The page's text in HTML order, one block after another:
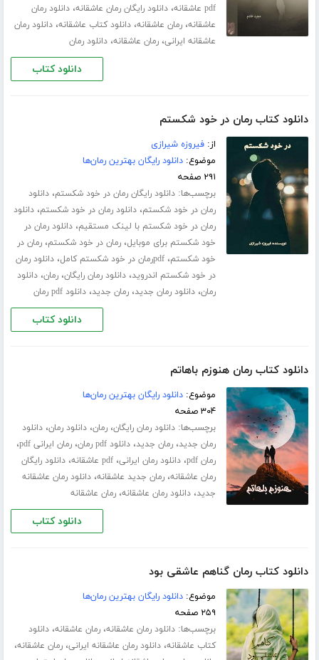
pdf عاشقانه ،دانلود رایگان رمان عاشقانه،دانلود رمان
عاشقانه،رمان عاشقانه،دانلود کتاب عاشقانه،دانلود رمان
عاشقانه ایرانی،رمان عاشقانه،دانلود رمان
دانلود کتاب
دانلود کتاب رمان در خود شکستم
از:فیروزه شیرازی
موضوع:دانلود رایگان بهترین رمان‌ها
۲۹۱ صفحه
برچسب‌ها:دانلود رایگان رمان در خود شکستم،دانلود
رمان در خود شکستم،دانلود رمان در خود شکستم،دانلود
رمان در خود شکستم با لینک مستقیم،دانلود رمان در
خود شکستم برای موبایل،رمان در خود شکستم،رمان در
خود شکستم،pdfرمان در خود شکستم کامل ،دانلود رمان
در خود شکستم اندروید،دانلود رمان رایگان،رمان،دانلود
رمان،دانلود رمان جدید،رمان جدید،دانلود pdf رمان
دانلود کتاب
دانلود کتاب رمان هنوزم باهاتم
موضوع:دانلود رایگان بهترین رمان‌ها
۳۰۴ صفحه
برچسب‌ها:دانلود رمان رایگان،رمان،دانلود رمان،دانلود
رمان جدید،رمان جدید،دانلود pdf رمان ،رمان ایرانی pdf ،
رمان pdf ،دانلود رمان ایرانی،pdf عاشقانه ،دانلود رایگان
رمان عاشقانه،رمان جدید عاشقانه،دانلود رمان عاشقانه
جدید،دانلود رمان عاشقانه،رمان عاشقانه
دانلود کتاب
دانلود کتاب رمان گناهم عاشقی بود
موضوع:دانلود رایگان بهترین رمان‌ها
۲۵۹ صفحه
برچسب‌ها:دانلود رمان عاشقانه،رمان عاشقانه،دانلود
کتاب عاشقانه،دانلود رمان عاشقانه ایرانی،رمان عاشقانه،